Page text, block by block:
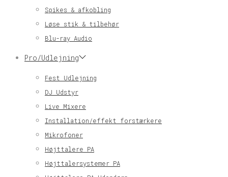
Spikes & afkobling
Løse stik & tilbehør
Blu-ray Audio
Pro/Udlejning
Fest Udlejning
DJ Udstyr
Live Mixere
Installation/effekt forstærkere
Mikrofoner
Højttalere PA
Højttalersystemer PA